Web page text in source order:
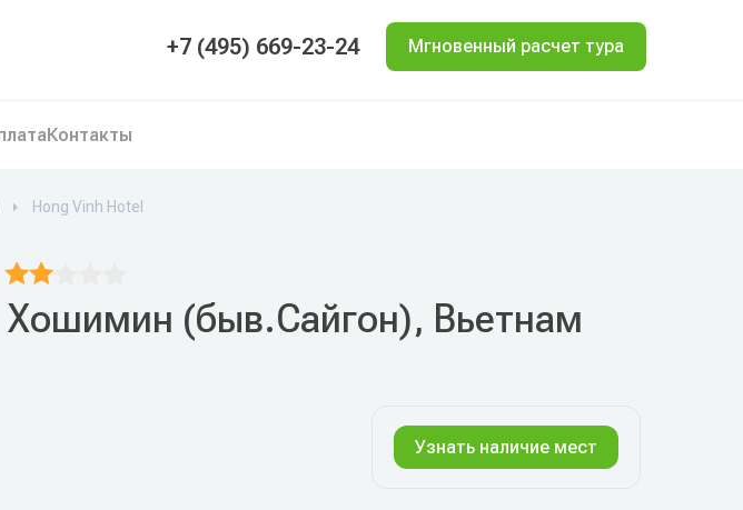
+7 (495) 669-23-24 Мгновенный расчет тура
Контакты
Hong Vinh Hotel
Хошимин (быв.Сайгон), Вьетнам
Узнать наличие мест